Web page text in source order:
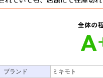
ブランド
ミキモト